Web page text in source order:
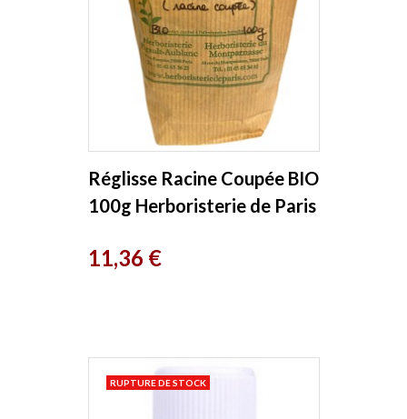
Réglisse Racine Coupée BIO
100g Herboristerie de Paris
Prix
11,36 €
RUPTURE DE STOCK